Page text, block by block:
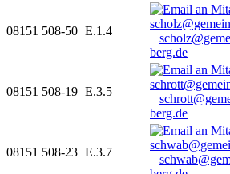
08151 508-50 E.1.4
berg.de
08151 508-19 E.3.5
berg.de
08151 508-23 E.3.7